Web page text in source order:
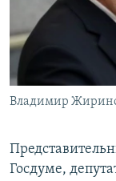
СОЦИАЛЬНЫЕ СЕТИ
Все сайты
Владимир
Госдуме,